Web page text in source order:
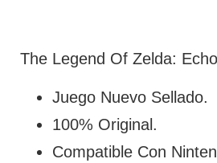
The Legend Of Zelda:
Juego Nuevo Sellado.
100% Original.
Compatible Con